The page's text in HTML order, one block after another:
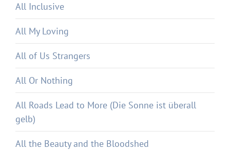
All Inclusive
All My Loving
All of Us Strangers
All Or Nothing
All Roads Lead to More (Die Sonne ist überall
gelb)
All the Beauty and the Bloodshed